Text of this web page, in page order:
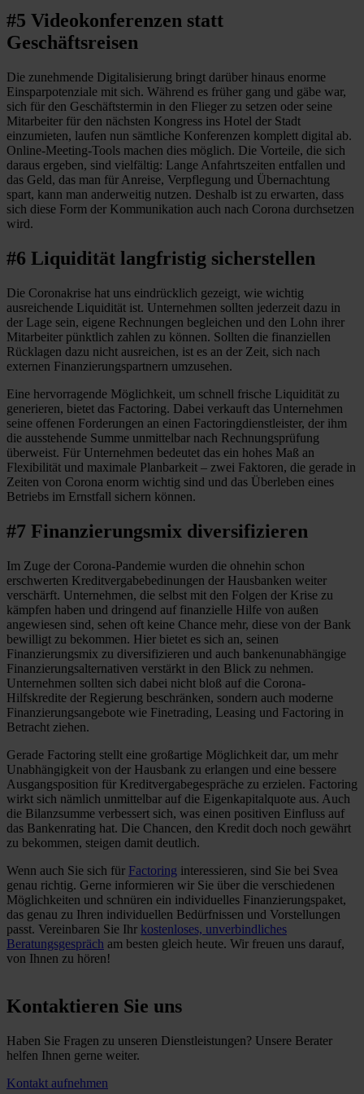
#5 Videokonferenzen statt
Geschäftsreisen
Die zunehmende Digitalisierung bringt darüber hinaus enorme
Einsparpotenziale mit sich. Während es früher gang und gäbe war,
sich für den Geschäftstermin in den Flieger zu setzen oder seine
Mitarbeiter für den nächsten Kongress ins Hotel der Stadt
einzumieten, laufen nun sämtliche Konferenzen komplett digital ab.
Online-Meeting-Tools machen dies möglich. Die Vorteile, die sich
daraus ergeben, sind vielfältig: Lange Anfahrtszeiten entfallen und
das Geld, das man für Anreise, Verpflegung und Übernachtung
spart, kann man anderweitig nutzen. Deshalb ist zu erwarten, dass
sich diese Form der Kommunikation auch nach Corona durchsetzen
wird.
#6 Liquidität langfristig sicherstellen
Die Coronakrise hat uns eindrücklich gezeigt, wie wichtig
ausreichende Liquidität ist. Unternehmen sollten jederzeit dazu in
der Lage sein, eigene Rechnungen begleichen und den Lohn ihrer
Mitarbeiter pünktlich zahlen zu können. Sollten die finanziellen
Rücklagen dazu nicht ausreichen, ist es an der Zeit, sich nach
externen Finanzierungspartnern umzusehen.
Eine hervorragende Möglichkeit, um schnell frische Liquidität zu
generieren, bietet das Factoring. Dabei verkauft das Unternehmen
seine offenen Forderungen an einen Factoringdienstleister, der ihm
die ausstehende Summe unmittelbar nach Rechnungsprüfung
überweist. Für Unternehmen bedeutet das ein hohes Maß an
Flexibilität und maximale Planbarkeit – zwei Faktoren, die gerade in
Zeiten von Corona enorm wichtig sind und das Überleben eines
Betriebs im Ernstfall sichern können.
#7 Finanzierungsmix diversifizieren
Im Zuge der Corona-Pandemie wurden die ohnehin schon
erschwerten Kreditvergabebedinungen der Hausbanken weiter
verschärft. Unternehmen, die selbst mit den Folgen der Krise zu
kämpfen haben und dringend auf finanzielle Hilfe von außen
angewiesen sind, sehen oft keine Chance mehr, diese von der Bank
bewilligt zu bekommen. Hier bietet es sich an, seinen
Finanzierungsmix zu diversifizieren und auch bankenunabhängige
Finanzierungsalternativen verstärkt in den Blick zu nehmen.
Unternehmen sollten sich dabei nicht bloß auf die Corona-
Hilfskredite der Regierung beschränken, sondern auch moderne
Finanzierungsangebote wie Finetrading, Leasing und Factoring in
Betracht ziehen.
Gerade Factoring stellt eine großartige Möglichkeit dar, um mehr
Unabhängigkeit von der Hausbank zu erlangen und eine bessere
Ausgangsposition für Kreditvergabegespräche zu erzielen. Factoring
wirkt sich nämlich unmittelbar auf die Eigenkapitalquote aus. Auch
die Bilanzsumme verbessert sich, was einen positiven Einfluss auf
das Bankenrating hat. Die Chancen, den Kredit doch noch gewährt
zu bekommen, steigen damit deutlich.
Wenn auch Sie sich für Factoring interessieren, sind Sie bei Svea
genau richtig. Gerne informieren wir Sie über die verschiedenen
Möglichkeiten und schnüren ein individuelles Finanzierungspaket,
das genau zu Ihren individuellen Bedürfnissen und Vorstellungen
passt. Vereinbaren Sie Ihr kostenloses, unverbindliches
Beratungsgespräch am besten gleich heute. Wir freuen uns darauf,
von Ihnen zu hören!
Kontaktieren Sie uns
Haben Sie Fragen zu unseren Dienstleistungen? Unsere Berater
helfen Ihnen gerne weiter.
Kontakt aufnehmen